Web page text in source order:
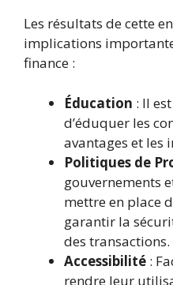
Les résultats de cette
implications
finance :
Éducation : Il
d’éduquer les
avantages et les
Politiques de
gouvernements
mettre en place
garantir la
des transactions.
Accessibilité :
rendre leur